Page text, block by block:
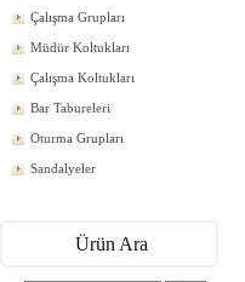
Çalışma Grupları
Müdür Koltukları
Çalışma Koltukları
Bar Tabureleri
Oturma Grupları
Sandalyeler
Ürün Ara